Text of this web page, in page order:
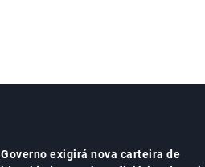
Governo exigirá nova carteira de